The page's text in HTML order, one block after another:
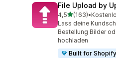
File Upload by
4,5von 5 Sternen
(163)
163 Rezensionen
•
Lass deine
Bestellung Bilder
hochladen
Built for Shopify